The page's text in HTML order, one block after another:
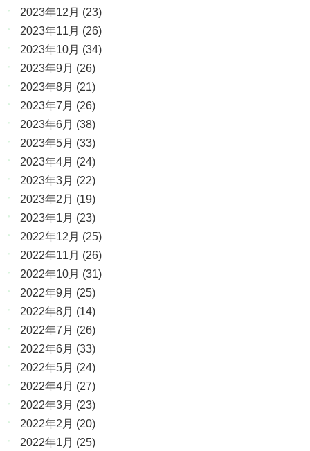
2023年12月 (23)
2023年11月 (26)
2023年10月 (34)
2023年9月 (26)
2023年8月 (21)
2023年7月 (26)
2023年6月 (38)
2023年5月 (33)
2023年4月 (24)
2023年3月 (22)
2023年2月 (19)
2023年1月 (23)
2022年12月 (25)
2022年11月 (26)
2022年10月 (31)
2022年9月 (25)
2022年8月 (14)
2022年7月 (26)
2022年6月 (33)
2022年5月 (24)
2022年4月 (27)
2022年3月 (23)
2022年2月 (20)
2022年1月 (25)